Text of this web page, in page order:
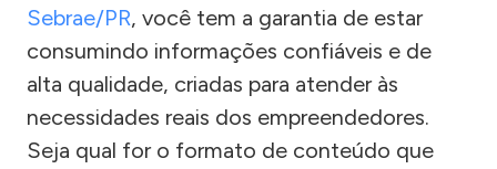
Sebrae/PR, você tem a garantia de estar
consumindo informações confiáveis e de
alta qualidade, criadas para atender às
necessidades reais dos empreendedores.
Seja qual for o formato de conteúdo que